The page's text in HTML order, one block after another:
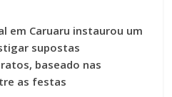
em Caruaru instaurou um
supostas
baseado nas
as festas